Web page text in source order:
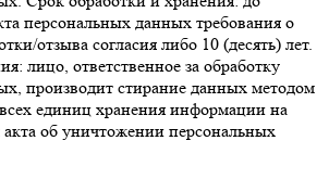
персональных данных требования о
отзыва согласия либо 10 (десять) лет.
лицо, ответственное за обработку
производит стирание данных методом
единиц хранения информации на
акта об уничтожении персональных